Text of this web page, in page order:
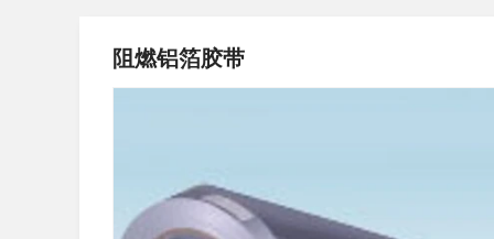
阻燃铝箔胶带